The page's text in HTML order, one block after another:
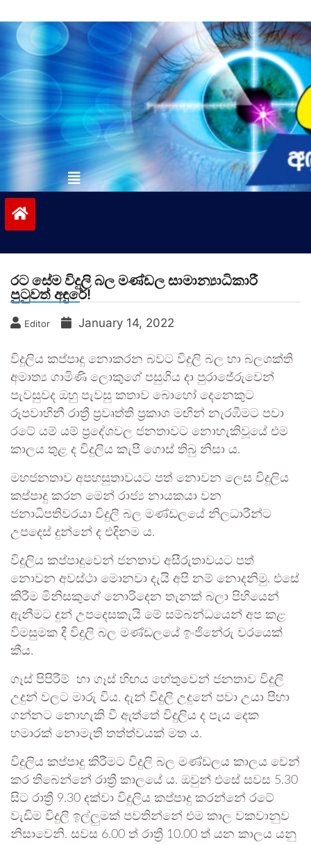
to
contentvinivida.lk
රට සේම විදුලි බල මණ්ඩල සාමාන්‍යාධිකාරී
පුටුවත් අඳුරේ!
Editor January 14, 2022
විදුලිය කප්පාදු නොකරන බවට විදුලි බල හා බලශක්ති
අමාත්‍ය ගාමිණි ලොකුගේ පසුගිය දා පුරාජේරුවෙන්
පැවසුවද ඔහු පැවසු කතාව බොහෝ දෙනෙකුට
රූපවාහිනී රාත්‍රී ප්‍රවෘත්ති ප්‍රකාශ මඟින් නැරඹීමට පවා
රටේ යම් යම් ප්‍රදේශවල ජනතාවට නොහැකිවූයේ එම
කාලය තුළ ද විදුලිය කැපී ගොස් තිබු නිසා ය.
මහජනතාව අපහසුතාවයට පත් නොවන ලෙස විදුලිය
කප්පාදු කරන මෙන් රාජ්‍ය නායකයා වන
ජනාධිපතිවරයා විදුලි බල මණ්ඩලයේ නිලධාරීන්ට
උපදෙස් දුන්නේ ද එදිනම ය.
විදුලිය කප්පාදුවෙන් ජනතාව අසීරුතාවයට පත්
නොවන අවස්ථා මොනවා දැයි අපි නම් නොදනිමු. එසේ
කිරීම මිනිසකුගේ නොරිදෙන තැනක් බලා පිහියෙන්
ඇනීමට දුන් උපදෙසකැයි මේ සම්බන්ධයෙන් අප කළ
විමසුමක දී විදුලි බල මණ්ඩලයේ ඉංජිනේරු වරයෙක්
කීය.
ගෑස් පිපිරීම් හා ගෑස් හිඟය හේතුවෙන් ජනතාව විදුලි
උදුන් වලට මාරු විය. දැන් විදුලි උදුනේ පවා උයා පිහා
ගන්නට නොහැකි වී ඇත්තේ විදුලිය ද පැය දෙක
හමාරක් නොමැති තත්ත්වයක් මත ය.
විදුලිය කප්පාදු කිරීමට විදුලි බල මණ්ඩලය කාලය වෙන්
කර තිබෙන්නේ රාත්‍රී කාලයේ ය. ඔවුන් එසේ සවස 5.30
සිට රාත්‍රී 9.30 දක්වා විදුලිය කප්පාදු කරන්නේ රටේ
වැඩිම විදුලි ඉල්ලුමක් පවතින්නේ එම කාල වකවානුව
නිසාවෙනි. සවස 6.00 ත් රාත්‍රී 10.00 ත් යන කාලය යනු